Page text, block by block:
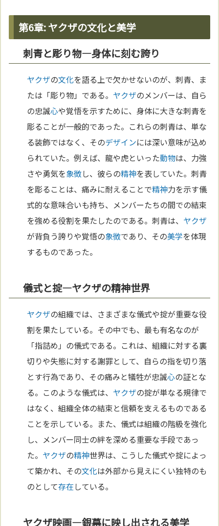
第6章: ヤクザの文化と美学
刺青と彫り物—身体に刻む誇り
ヤクザの文化を語る上で欠かせないのが、刺青、ま
たは「彫り物」である。 ヤクザのメンバーは、自ら
の忠誠心や覚悟を示すために、身体に大きな刺青を
彫ることが一般的であった。これらの刺青は、単な
る装飾ではなく、そのデザインには深い意味が込め
られていた。例えば、龍や虎といった動物は、力強
さや勇気を象徴し、彼らの精神を表していた。刺青
を彫ることは、痛みに耐えることで精神力を示す儀
式的な意味合いも持ち、メンバーたちの間での結束
を強める役割を果たしたのである。刺青は、 ヤクザ
が背負う誇りや覚悟の象徴であり、その美学を体現
するものであった。
儀式と掟—ヤクザの精神世界
ヤクザの組織では、さまざまな儀式や掟が重要な役
割を果たしている。その中でも、最も有名なのが
「指詰め」の儀式である。これは、組織に対する裏
切りや失態に対する謝罪として、自らの指を切り落
とす行為であり、その痛みと犠牲が忠誠心の証とな
る。このような儀式は、 ヤクザの掟が単なる規律で
はなく、組織全体の結束と信頼を支えるものである
ことを示している。また、儀式は組織の階級を強化
し、メンバー同士の絆を深める重要な手段であっ
た。 ヤクザの精神世界は、こうした儀式や掟によっ
て築かれ、その文化は外部から見えにくい独特のも
のとして存在している。
ヤクザ映画—銀幕に映し出される美学